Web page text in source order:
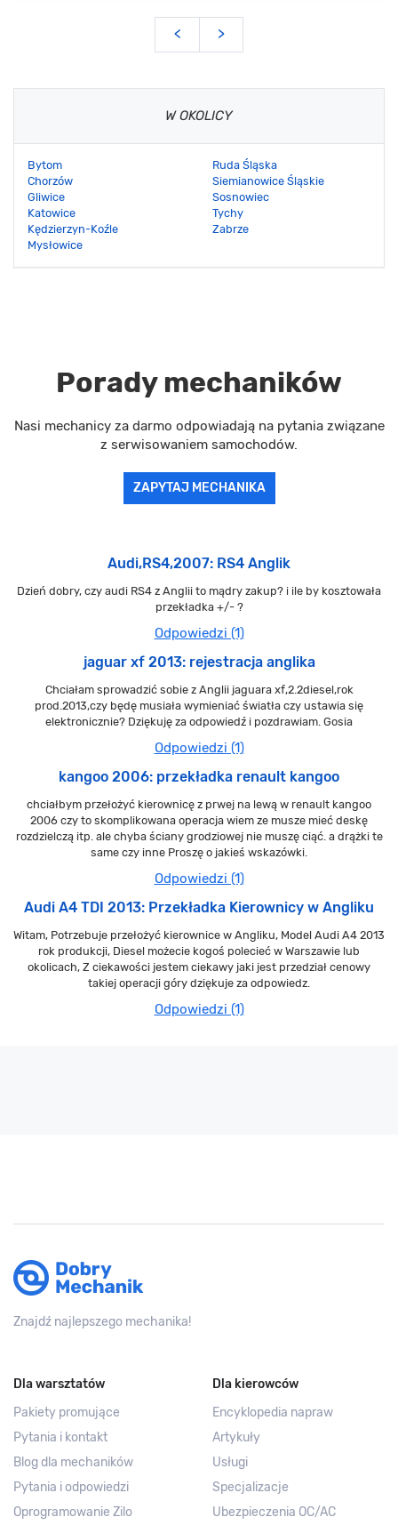
< >
W OKOLICY
Bytom
Chorzów
Gliwice
Katowice
Kędzierzyn-Koźle
Mysłowice
Ruda Śląska
Siemianowice Śląskie
Sosnowiec
Tychy
Zabrze
Porady mechaników
Nasi mechanicy za darmo odpowiadają na pytania związane
z serwisowaniem samochodów.
ZAPYTAJ MECHANIKA
Audi,RS4,2007: RS4 Anglik
Dzień dobry, czy audi RS4 z Anglii to mądry zakup? i ile by kosztowała
przekładka +/- ?
Odpowiedzi (1)
jaguar xf 2013: rejestracja anglika
Chciałam sprowadzić sobie z Anglii jaguara xf,2.2diesel,rok
prod.2013,czy będę musiała wymieniać światła czy ustawia się
elektronicznie? Dziękuję za odpowiedź i pozdrawiam. Gosia
Odpowiedzi (1)
kangoo 2006: przekładka renault kangoo
chciałbym przełożyć kierownicę z prwej na lewą w renault kangoo
2006 czy to skomplikowana operacja wiem ze musze mieć deskę
rozdzielczą itp. ale chyba ściany grodziowej nie muszę ciąć. a drążki te
same czy inne Proszę o jakieś wskazówki.
Odpowiedzi (1)
Audi A4 TDI 2013: Przekładka Kierownicy w Angliku
Witam, Potrzebuje przełożyć kierownice w Angliku, Model Audi A4 2013
rok produkcji, Diesel możecie kogoś polecieć w Warszawie lub
okolicach, Z ciekawości jestem ciekawy jaki jest przedział cenowy
takiej operacji góry dziękuje za odpowiedz.
Odpowiedzi (1)
Znajdź najlepszego mechanika!
Dla warsztatów
Pakiety promujące
Pytania i kontakt
Blog dla mechaników
Pytania i odpowiedzi
Oprogramowanie Zilo
Dla kierowców
Encyklopedia napraw
Artykuły
Usługi
Specjalizacje
Ubezpieczenia OC/AC